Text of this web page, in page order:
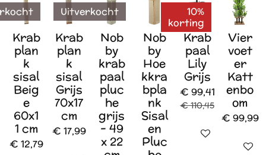
Krab
plan
k
sisal
Beig
e
60x1
1 cm
€ 12,79
Krab
plan
k
sisal
Grijs
70x17
cm
€ 17,99
Uitverkocht
Nob
by
krab
paal
pluc
he
grijs
- 49
x 22
Nob
by
Hoe
kkra
bpla
nk
Sisal
en
Pluc
10%
korting
Krab
paal
Lily
Grijs
€ 99,41
€ 110,45
In winkelwagen
Vier
voet
er
Katt
enbo
om
€ 99,99
In